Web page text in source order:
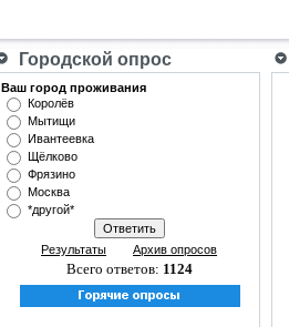
Городской опрос
Ваш город проживания
Королёв
Мытищи
Ивантеевка
Щёлково
Фрязино
Москва
*другой*
Результаты Архив опросов
Всего ответов: 1124